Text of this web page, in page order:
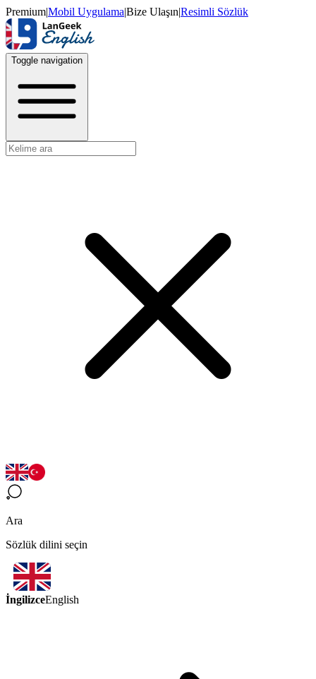
Premium|Mobil Uygulama|Bize Ulaşın|Resimli Sözlük
Toggle navigation
Ara
Sözlük dilini seçin
İngilizceEnglish